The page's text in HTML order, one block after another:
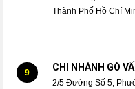
Thành Phố Hồ Chí
9 CHI NHÁNH GÒ
2/5 Đường Số 5,